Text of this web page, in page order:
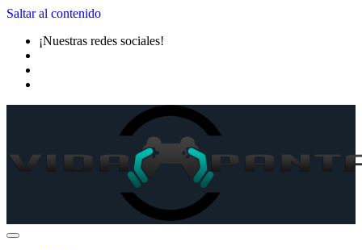
Saltar al contenido
¡Nuestras redes sociales!